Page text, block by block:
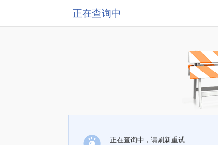
正在查询中
正在查询中，请刷新重试